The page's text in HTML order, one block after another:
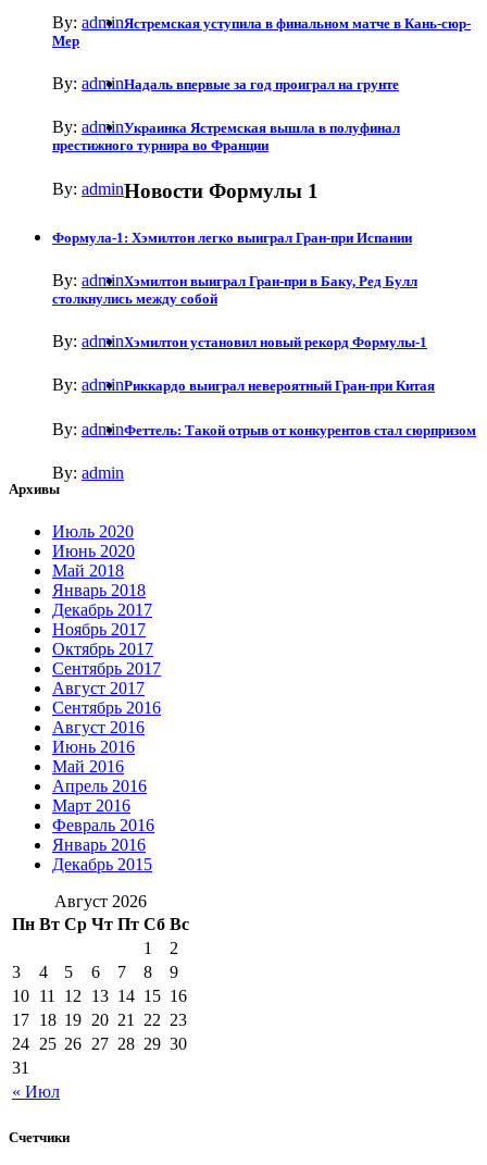
By: adminЯстремская уступила в финальном матче в Кань-сюр-
Мер
By: adminНадаль впервые за год проиграл на грунте
By: adminУкраинка Ястремская вышла в полуфинал
престижного турнира во Франции
By: adminНовости Формулы 1
Формула-1: Хэмилтон легко выиграл Гран-при Испании
By: adminХэмилтон выиграл Гран-при в Баку, Ред Булл
столкнулись между собой
By: adminХэмилтон установил новый рекорд Формулы-1
By: adminРиккардо выиграл невероятный Гран-при Китая
By: adminФеттель: Такой отрыв от конкурентов стал сюрпризом
By: admin
Архивы
Июль 2020
Июнь 2020
Май 2018
Январь 2018
Декабрь 2017
Ноябрь 2017
Октябрь 2017
Сентябрь 2017
Август 2017
Сентябрь 2016
Август 2016
Июнь 2016
Май 2016
Апрель 2016
Март 2016
Февраль 2016
Январь 2016
Декабрь 2015
Август 2026
Пн Вт Ср Чт Пт Сб Вс
« Июл
1
2
3
4 5 6 7 8
9
10 11 12 13 14 15 16
17 18 19 20 21 22 23
24 25 26 27 28 29 30
31
Счетчики